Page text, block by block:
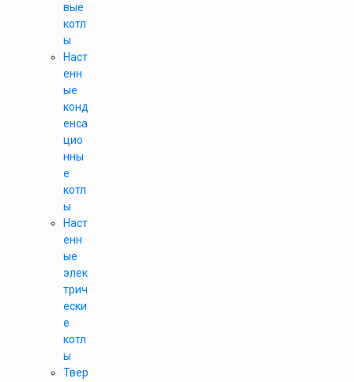
вые
котл
ы
Наст
енн
ые
конд
енса
цио
нны
е
котл
ы
Наст
енн
ые
элек
трич
ески
е
котл
ы
Твер